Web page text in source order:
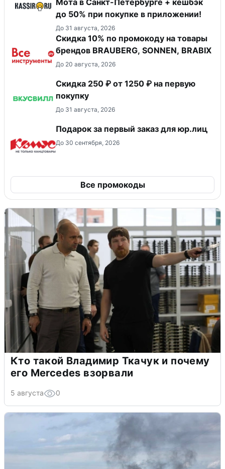
до 50% при покупке в приложении!
До 31 августа, 2026
Скидка 10% по промокоду на товары
брендов BRAUBERG, SONNEN, BRABIX
До 20 августа, 2026
Скидка 250 ₽ от 1250 ₽ на первую
покупку
До 31 августа, 2026
Подарок за первый заказ для юр.лиц
До 30 сентября, 2026
Все промокоды
Кто такой Владимир Ткачук и почему
его Mercedes взорвали
5 августа 0